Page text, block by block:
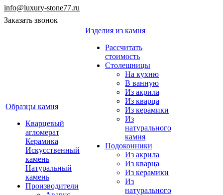
info@luxury-stone77.ru
Заказать звонок
Образцы камня
Кварцевый
агломерат
Керамика
Искусственный
камень
Натуральный
камень
Производители
Изделия из камня
Рассчитать
стоимость
Столешницы
На кухню
В ванную
Из акрила
Из кварца
Из керамики
Из
натурального
камня
Подоконники
Из акрила
Из кварца
Из керамики
Из
натурального